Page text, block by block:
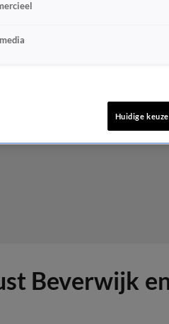
Beverwijk
Huidige